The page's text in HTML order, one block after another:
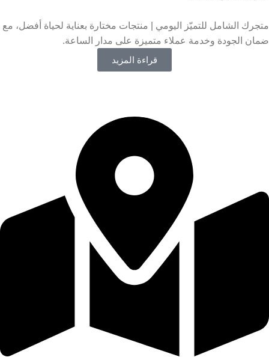
متجرك الشامل للتميّز اليومي | منتجات مختارة بعناية لحياة أفضل، مع
ضمان الجودة وخدمة عملاء متميزة على مدار الساعة.
قراءة المزيد